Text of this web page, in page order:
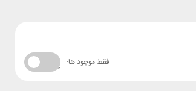
فقط موجود ها: